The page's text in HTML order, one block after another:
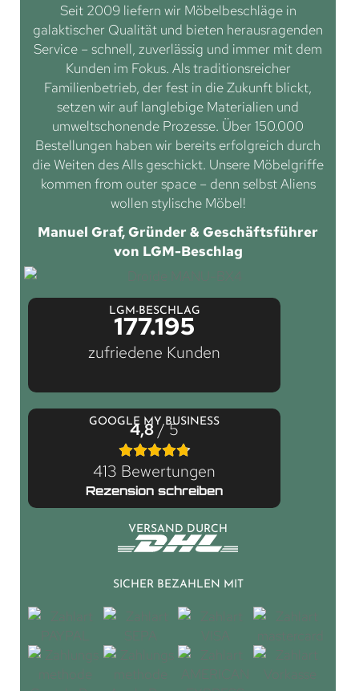
Seit 2009 liefern wir Möbelbeschläge in
galaktischer Qualität und bieten herausragenden
Service – schnell, zuverlässig und immer mit dem
Kunden im Fokus. Als traditionsreicher
Familienbetrieb, der fest in die Zukunft blickt,
setzen wir auf langlebige Materialien und
umweltschonende Prozesse. Über 150.000
Bestellungen haben wir bereits erfolgreich durch
die Weiten des Alls geschickt. Unsere Möbelgriffe
kommen from outer space – denn selbst Aliens
wollen stylische Möbel!
Manuel Graf, Gründer & Geschäftsführer
von LGM-Beschlag
LGM-BESCHLAG
177.195
zufriedene Kunden
GOOGLE MY BUSINESS
4,8/ 5
413 Bewertungen
Rezension schreiben
VERSAND DURCH
SICHER BEZAHLEN MIT